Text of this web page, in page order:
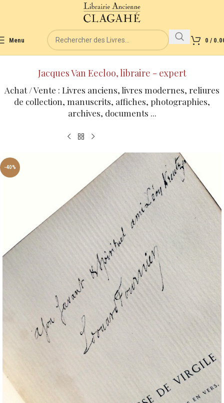
Menu 0 /
Jacques Van Eecloo, libraire - expert
Achat / Vente : Livres anciens, livres modernes, reliures
de collection, manuscrits, affiches, photographies,
archives, documents ...
-40%